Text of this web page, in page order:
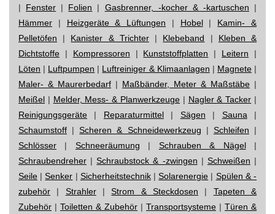
| Fenster | Folien | Gasbrenner, -kocher & -kartuschen |
Hämmer | Heizgeräte & Lüftungen | Hobel| Kamin- &
Pelletöfen | Kanister & Trichter| Klebeband | Kleben &
Dichtstoffe | Kompressoren | Kunststoffplatten | Leitern |
Löten | Luftpumpen | Luftreiniger & Klimaanlagen | Magnete|
Maler- & Maurerbedarf | Maßbänder, Meter & Maßstäbe |
Meißel | Melder, Mess- & Planwerkzeuge | Nagler & Tacker |
Reinigungsgeräte | Reparaturmittel| Sägen | Sauna |
Schaumstoff |Scheren & Schneidewerkzeug | Schleifen |
Schlösser | Schneeräumung | Schrauben & Nägel|
Schraubendreher |Schraubstock & -zwingen | Schweißen |
Seile |Senker | Sicherheitstechnik|Solarenergie | Spülen & -
zubehör | Strahler|Strom & Steckdosen | Tapeten &
Zubehör | Toiletten & Zubehör | Transportsysteme | Türen &